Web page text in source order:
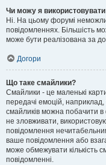
Чи можу я
Ні. На цьому форумі
повідомленнях. Більшість
може бути реалізована за
Догори
Що таке смайлики?
Смайлики - це маленькі
передачі емоцій,
смайликів можна побачити
не зловживати,
повідомлення
ваше повідомлення або
може обмежувати кількість
повідомленні.